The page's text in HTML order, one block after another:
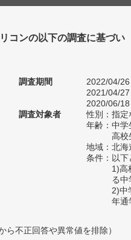
コンの以下の調査に基づい
調査期間
2022/04/
2021/04/
2020/06/
調査対象者
性別：指定
年齢：中学
高校
地域：北海
条件：以下
1)高
る中
2)中
年通
不正回答や異常値を排除）